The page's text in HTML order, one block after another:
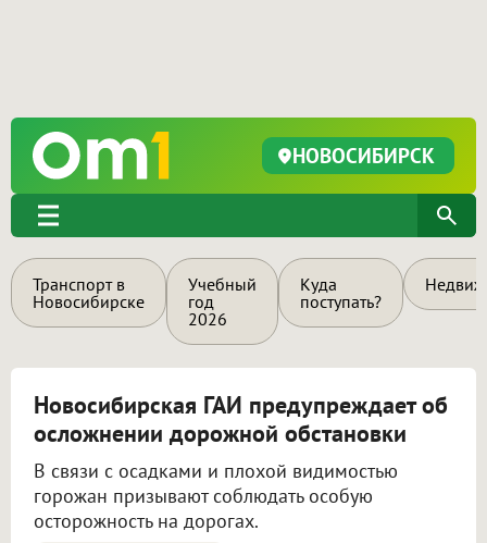
НОВОСИБИРСК
Транспорт в
Новосибирске
Учебный
год
2026
Куда
поступать?
Новосибирская ГАИ предупреждает об
осложнении дорожной обстановки
В связи с осадками и плохой видимостью
горожан призывают соблюдать особую
осторожность на дорогах.